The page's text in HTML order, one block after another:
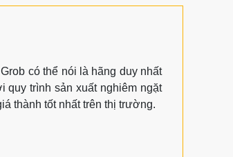
có thể nói là hãng duy nhất
quy trình sản xuất nghiêm ngặt
thành tốt nhất trên thị trường.